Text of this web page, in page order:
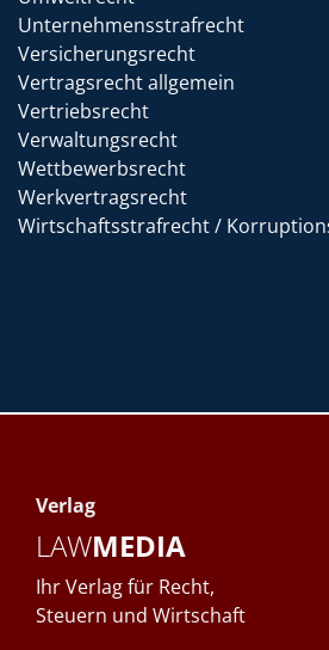
Unternehmensstrafrecht
Versicherungsrecht
Vertragsrecht allgemein
Vertriebsrecht
Verwaltungsrecht
Wettbewerbsrecht
Werkvertragsrecht
Wirtschaftsstrafrecht /
Verlag
LAWMEDIA
Ihr Verlag für Recht,
Steuern und Wirtschaft